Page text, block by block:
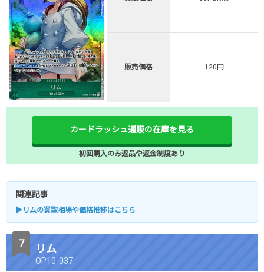
販売価格 120円
カードラッシュ通販の在庫を見る
初回購入のみ返品や返金制度あり
関連記事
▶リムの買取相場や価格推移はこちら
リム
OP10-037